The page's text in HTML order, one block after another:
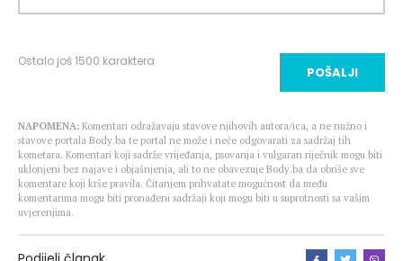
Ostalo još1500 karaktera
POŠALJI
NAPOMENA: Komentari odražavaju stavove njihovih autora/ica, a ne nužno i
stavove portala Body.ba te portal ne može i neće odgovarati za sadržaj tih
kometara. Komentari koji sadrže vrijeđanja, psovanja i vulgaran riječnik mogu biti
uklonjeni bez najave i objašnjenja, ali to ne obavezuje Body.ba da obriše sve
komentare koji krše pravila. Čitanjem prihvatate mogućnost da među
komentarima mogu biti pronađeni sadržaji koji mogu biti u suprotnosti sa vašim
uvjerenjima.